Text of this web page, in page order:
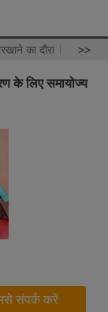
का दौरा >>
के लिए समायोज्य
संपर्क करें